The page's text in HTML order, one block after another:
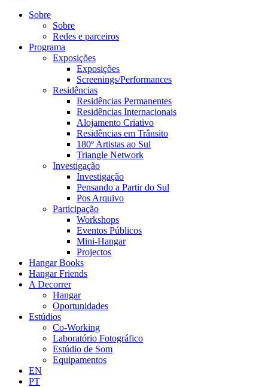
Sobre
Sobre
Redes e parceiros
Programa
Exposições
Exposições
Screenings/Performances
Residências
Residências Permanentes
Residências Internacionais
Alojamento Criativo
Residências em Trânsito
180º Artistas ao Sul
Triangle Network
Investigação
Investigação
Pensando a Partir do Sul
Pos Arquivo
Participação
Workshops
Eventos Públicos
Mini-Hangar
Projectos
Hangar Books
Hangar Friends
A Decorrer
Hangar
Oportunidades
Estúdios
Co-Working
Laboratório Fotográfico
Estúdio de Som
Equipamentos
EN
PT